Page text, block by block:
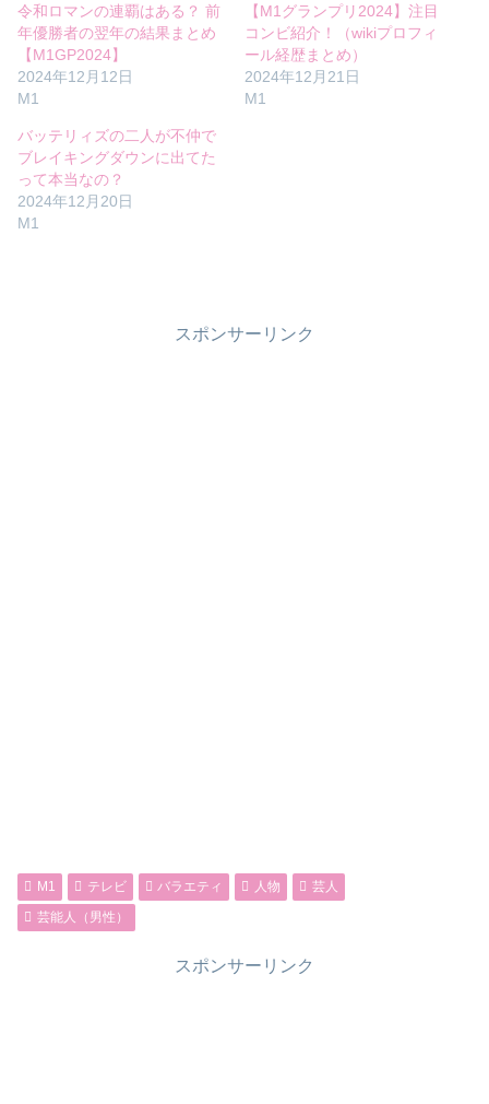
令和ロマンの連覇はある？ 前
年優勝者の翌年の結果まとめ
【M1GP2024】
2024年12月12日
M1
【M1グランプリ2024】注目
コンビ紹介！（wikiプロフィ
ール経歴まとめ）
2024年12月21日
M1
バッテリィズの二人が不仲で
ブレイキングダウンに出てた
って本当なの？
2024年12月20日
M1
スポンサーリンク
M1 テレビ バラエティ 人物
芸人
芸能人（男性）
スポンサーリンク